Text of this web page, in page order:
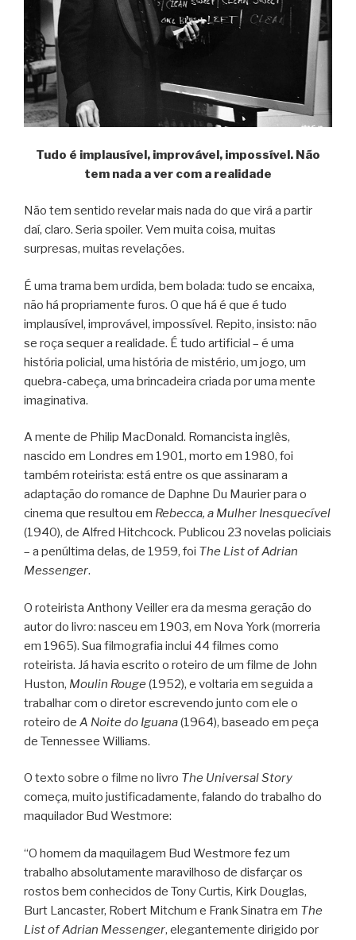
Tudo é implausível, improvável, impossível. Não
tem nada a ver com a realidade
Não tem sentido revelar mais nada do que virá a partir
daí, claro. Seria spoiler. Vem muita coisa, muitas
surpresas, muitas revelações.
É uma trama bem urdida, bem bolada: tudo se encaixa,
não há propriamente furos. O que há é que é tudo
implausível, improvável, impossível. Repito, insisto: não
se roça sequer a realidade. É tudo artificial – é uma
história policial, uma história de mistério, um jogo, um
quebra-cabeça, uma brincadeira criada por uma mente
imaginativa.
A mente de Philip MacDonald. Romancista inglês,
nascido em Londres em 1901, morto em 1980, foi
também roteirista: está entre os que assinaram a
adaptação do romance de Daphne Du Maurier para o
cinema que resultou em Rebecca, a Mulher Inesquecível
(1940), de Alfred Hitchcock. Publicou 23 novelas policiais
– a penúltima delas, de 1959, foi The List of Adrian
Messenger.
O roteirista Anthony Veiller era da mesma geração do
autor do livro: nasceu em 1903, em Nova York (morreria
em 1965). Sua filmografia inclui 44 filmes como
roteirista. Já havia escrito o roteiro de um filme de John
Huston, Moulin Rouge (1952), e voltaria em seguida a
trabalhar com o diretor escrevendo junto com ele o
roteiro de A Noite do Iguana(1964), baseado em peça
de Tennessee Williams.
O texto sobre o filme no livro The Universal Story
começa, muito justificadamente, falando do trabalho do
maquilador Bud Westmore:
“O homem da maquilagem Bud Westmore fez um
trabalho absolutamente maravilhoso de disfarçar os
rostos bem conhecidos de Tony Curtis, Kirk Douglas,
Burt Lancaster, Robert Mitchum e Frank Sinatra em The
List of Adrian Messenger, elegantemente dirigido por